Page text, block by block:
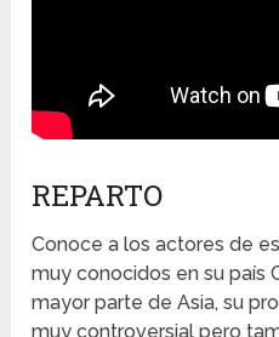
REPARTO
Conoce a los actores de
muy conocidos en su país
mayor parte de Asia, su
muy controversial pero